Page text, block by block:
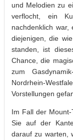
und Melodien zu
verflocht, ein
nachdenklich
diejenigen, die
standen, ist
Chance, die
zum
Nordrhein-
Vorstellungen
Im Fall der
Sie auf der
darauf zu warten,